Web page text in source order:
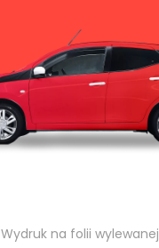
Wydruk na folii wylewanej